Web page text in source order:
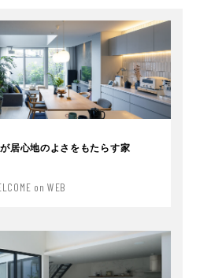
居心地のよさをもたらす家
on WEB